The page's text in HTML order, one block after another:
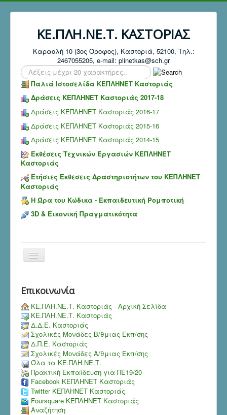
ΚΕ.ΠΛΗ.ΝΕ.Τ. ΚΑΣΤΟΡΙΑΣ
Καραολή 10 (3ος Όροφος), Καστοριά, 52100, Τηλ.:
2467055205, e-mail: plinetkas@sch.gr
Search
...
Παλιά Ιστοσελίδα ΚΕΠΛΗΝΕΤ Καστοριάς
Δράσεις ΚΕΠΛΗΝΕΤ Καστοριάς 2017-18
Δράσεις ΚΕΠΛΗΝΕΤ Καστοριάς 2016-17
Δράσεις ΚΕΠΛΗΝΕΤ Καστοριάς 2015-16
Δράσεις ΚΕΠΛΗΝΕΤ Καστοριάς 2014-15
Εκθέσεις Τεχνικών Εργασιών ΚΕΠΛΗΝΕΤ
Καστοριάς
Ετήσιες Έκθεσεις Δραστηριοτήτων του ΚΕΠΛΗΝΕΤ
Καστοριάς
Η Ώρα του Κώδικα - Εκπαιδευτική Ρομποτική
3D & Εικονική Πραγματικότητα
Toggle
Navigation
Επικοινωνία
ΚΕ.ΠΛΗ.ΝΕ.Τ. Καστοριάς - Αρχική Σελίδα
ΚΕ.ΠΛΗ.ΝΕ.Τ. Καστοριάς
Δ.Δ.Ε. Καστοριάς
Σχολικές Μονάδες Β/θμιας Εκπ/σης
Δ.Π.Ε. Καστοριάς
Σχολικές Μονάδες Α/θμιας Εκπ/σης
Όλα τα ΚΕ.ΠΛΗ.ΝΕ.Τ.
Πρακτική Εκπαίδευση για ΠΕ19/20
Facebook ΚΕΠΛΗΝΕΤ Καστοριάς
Twitter ΚΕΠΛΗΝΕΤ Καστοριάς
Foursquare ΚΕΠΛΗΝΕΤ Καστοριάς
Αναζήτηση